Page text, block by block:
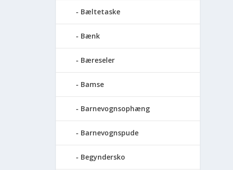
Bæltetaske
Bænk
Bæreseler
Bamse
Barnevognsophæng
Barnevognspude
Begyndersko